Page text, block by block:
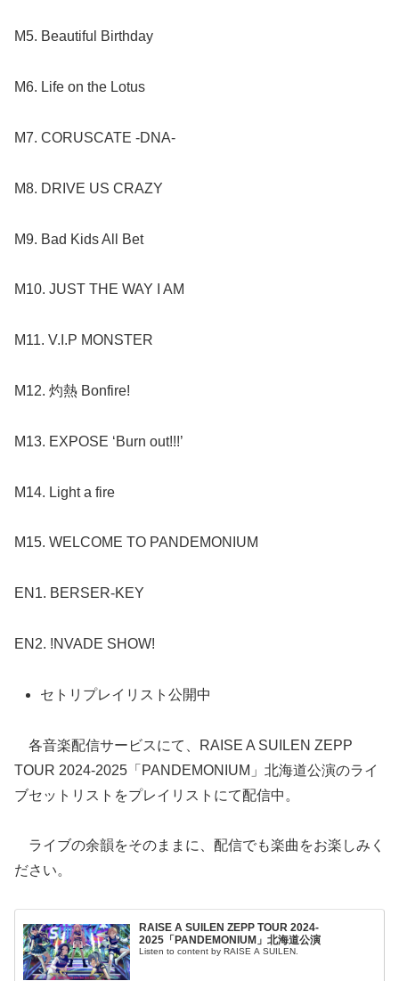
M5. Beautiful Birthday
M6. Life on the Lotus
M7. CORUSCATE -DNA-
M8. DRIVE US CRAZY
M9. Bad Kids All Bet
M10. JUST THE WAY I AM
M11. V.I.P MONSTER
M12. 灼熱 Bonfire!
M13. EXPOSE ‘Burn out!!!’
M14. Light a fire
M15. WELCOME TO PANDEMONIUM
EN1. BERSER-KEY
EN2. !NVADE SHOW!
セトリプレイリスト公開中
各音楽配信サービスにて、RAISE A SUILEN ZEPP
TOUR 2024-2025「PANDEMONIUM」北海道公演のライ
ブセットリストをプレイリストにて配信中。
ライブの余韻をそのままに、配信でも楽曲をお楽しみく
ださい。
RAISE A SUILEN ZEPP TOUR 2024-
2025「PANDEMONIUM」北海道公演
Listen to content by RAISE A SUILEN.